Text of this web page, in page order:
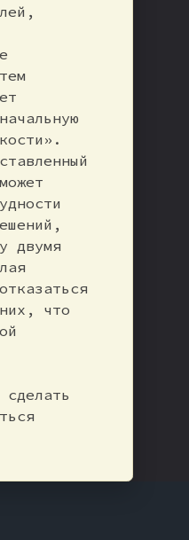
двумя
что
сделать